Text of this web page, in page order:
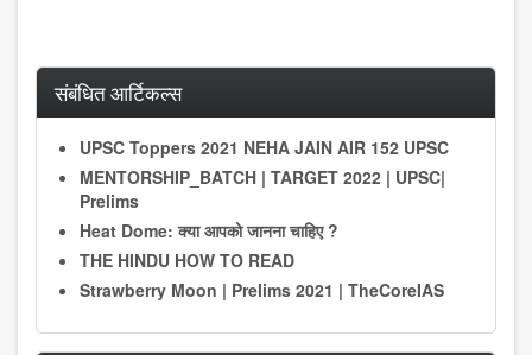
संबंधित आर्टिकल्स
UPSC Toppers 2021 NEHA JAIN AIR 152 UPSC
MENTORSHIP_BATCH | TARGET 2022 | UPSC|
Prelims
Heat Dome: क्या आपको जानना चाहिए ?
THE HINDU HOW TO READ
Strawberry Moon | Prelims 2021 | TheCoreIAS